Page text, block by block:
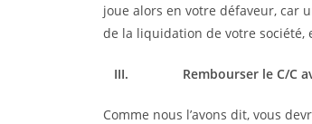
joue alors en votre défaveur, car
de la liquidation de votre société,
III. Rembourser le C/C
Comme nous l’avons dit, vous